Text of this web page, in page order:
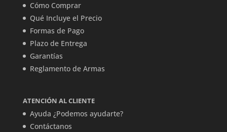
Cómo Comprar
Qué Incluye el Precio
Formas de Pago
Plazo de Entrega
Garantías
Reglamento de Armas
ATENCIÓN AL CLIENTE
Ayuda ¿Podemos ayudarte?
Contáctanos